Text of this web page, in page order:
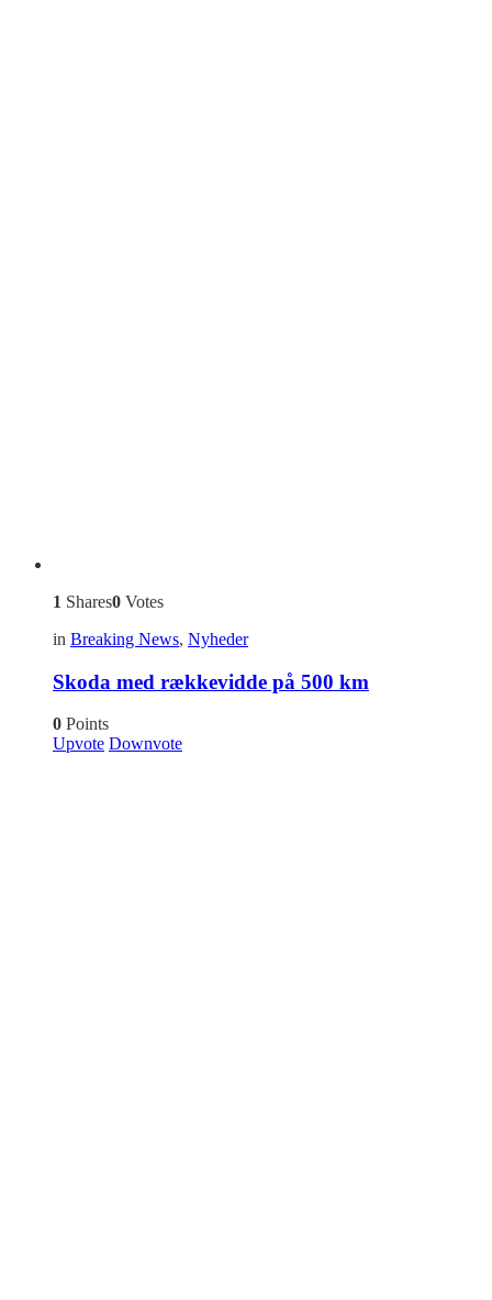
1 Shares0 Votes
in Breaking News, Nyheder
Skoda med rækkevidde på 500 km
0 Points
Upvote Downvote